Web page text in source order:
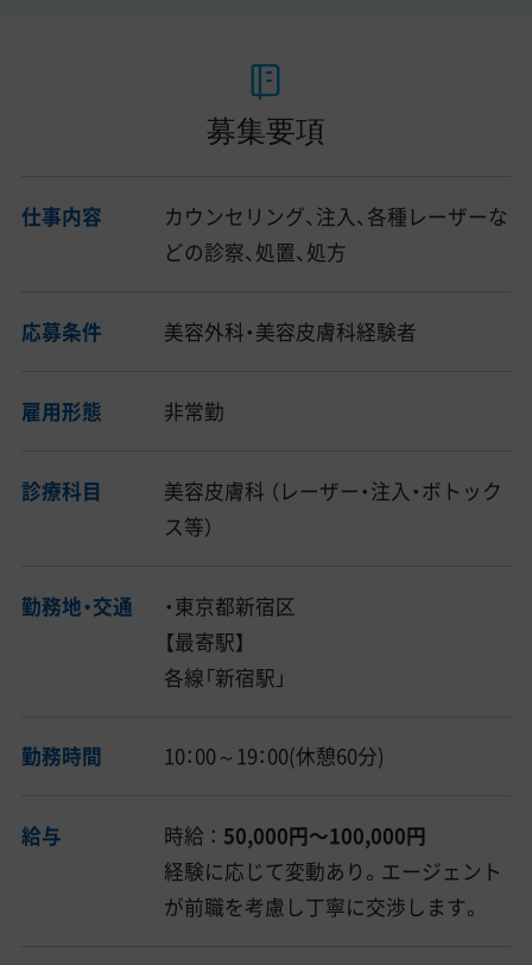
募集要項
仕事内容
カウンセリング、注入、各種レーザーな
どの診察、処置、処方
応募条件 美容外科・美容皮膚科経験者
雇用形態 非常勤
診療科目
美容皮膚科 （レーザー・注入・ボトック
ス等）
勤務地・交通
・東京都新宿区
【最寄駅】
各線「新宿駅」
勤務時間 10：00～19：00(休憩60分)
給与 時給 ： 50,000円〜100,000円
経験に応じて変動あり。エージェント
が前職を考慮し丁寧に交渉します。